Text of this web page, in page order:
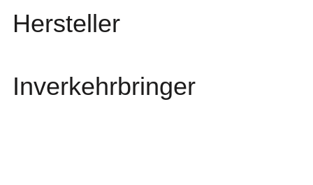
Hersteller
Inverkehrbringer